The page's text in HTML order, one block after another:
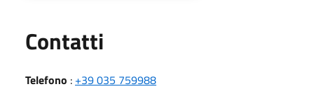
Contatti
Telefono : +39 035 759988